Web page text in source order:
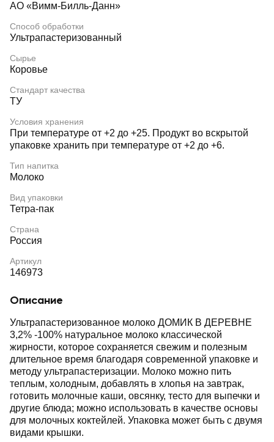
АО «Вимм-Билль-Данн»
Способ обработки
Ультрапастеризованный
Сырье
Коровье
Стандарт качества
ТУ
Условия хранения
При температуре от +2 до +25. Продукт во вскрытой
упаковке хранить при температуре от +2 до +6.
Тип напитка
Молоко
Вид упаковки
Тетра-пак
Страна
Россия
Артикул
146973
Описание
Ультрапастеризованное молоко ДОМИК В ДЕРЕВНЕ
3,2% -100% натуральное молоко классической
жирности, которое сохраняется свежим и полезным
длительное время благодаря современной упаковке и
методу ультрапастеризации. Молоко можно пить
теплым, холодным, добавлять в хлопья на завтрак,
готовить молочные каши, овсянку, тесто для выпечки и
другие блюда; можно использовать в качестве основы
для молочных коктейлей. Упаковка может быть с двумя
видами крышки.